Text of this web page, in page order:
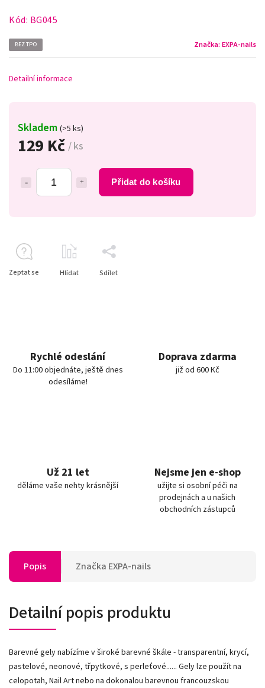
Kód: BG045
BEZ TPO Značka: EXPA-nails
129 Kč / ks
Přidat do košíku
Skladem (>5 ks)
Detailní informace
Zeptat se Hlídat Sdílet
Rychlé odeslání
Do 11:00 objednáte, ještě dnes
odesíláme!
Doprava zdarma
již od 600 Kč
Už 21 let
děláme vaše nehty krásnější
Nejsme jen e-shop
užijte si osobní péči na
prodejnách a u našich
obchodních zástupců
Popis Značka EXPA-nails
Detailní popis produktu
Barevné gely nabízíme v široké barevné škále - transparentní, krycí,
pastelové, neonové, třpytkové, s perleťové...... Gely lze použít na
celopotah, Nail Art nebo na dokonalou barevnou francouzskou